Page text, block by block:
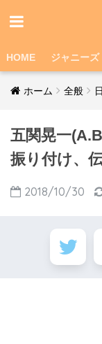
HOME ジャニーズ
ホーム 全般
五関晃一
振り付け、
2018/10/30